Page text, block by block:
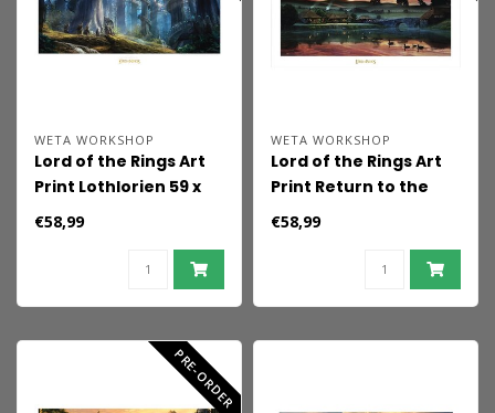
WETA WORKSHOP
Lord of the Rings Art
Print Lothlorien 59 x
30 cm
€58,99
WETA WORKSHOP
Lord of the Rings Art
Print Return to the
Green Dragon Inn 59 x
€58,99
PRE-ORDER